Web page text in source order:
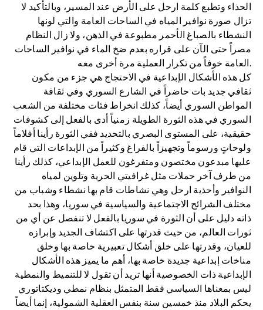
الحذاء وتطبع كلمة ارحل على الأرض عند المسير، وبالتأكيد لا
تزال صورة نوافير المياه في الساحات العامة والتي لونها
النشطاء بالصباغ الأحمر مطبوعة في الذهن، ولا زال النظام
مصراً حتى الآن على قراره بعدم ضخ الماء في نوافير الساحات
العامة خوفاً من تكرار العملية مرة أخرى معه.
كل هذه الأشكال الإبداعية في الاحتجاج هي جزء من مكون
ثقافي جديد بات حاضراً في الشارع السوري وفي ثقافة
المواطن السوري أيضاً، كذلك انخراط فئات مختلفة من الشعب
السوري في هذه الثورة الطويلة زمنياً أدى بالفعل إلى كشوفات
حقيقية، على المستوى البصري بالتحديد ففي الثورة رأينا أفلاماً
ولوحاتٍ ورسوماً وتجهيزاً بالفراغ وكثيراً من الإبداعات التي قام
عليها مبدعون مختصون ومتفرغون للعمل الإبداعي، كذلك رأينا
من طرف آخر حملات مثل غرافيتي الحرية وتلوين لمياه
النوافير وأحذية ارحل وهي نشاطات قام بها نشطاء وشباب من
مختلف الشرائح الاجتماعية والسياسية في سوريا، وهذا بحد
ذاته دليل على أن الثورة في سوريا بالفعل لا تنفصل عن أي من
ثورات العالم، من حيث قدرتها على اكتشاف الجديد وإبرازه
للعيان، وقدرتها على خلق أشكال تعبيرية خاصة بها وخلق
مناخات إبداعية جديدة خاصة بها، أهم ما يميز هذه الأشكال
الإبداعية ذات الخصوصية أنها تريد أن تقول لا للتنميط والنمطية
ليس بمعناها السياسي فقط المتمثل بنظام نمطي وديكتاتوري
يحكم البلاد منذ خمسين سنة بنفس العقلية الشمولية، إنما أيضاً